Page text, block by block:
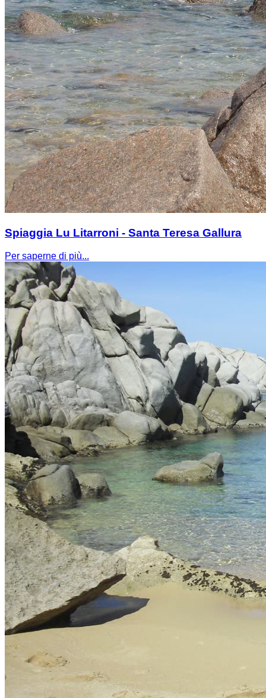
Spiaggia Lu Litarroni - Santa Teresa Gallura
Per saperne di più...